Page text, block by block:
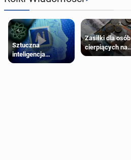
Sztuczna
inteligencja
próbowała oszukać
Zasiłki dla osób
cierpiących na
schorzenia